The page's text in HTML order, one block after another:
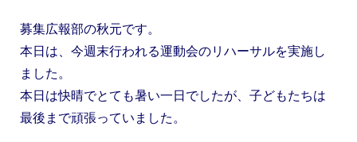
募集広報部の秋元です。
本日は、今週末行われる運動会のリハーサルを実施し
ました。
本日は快晴でとても暑い一日でしたが、子どもたちは
最後まで頑張っていました。